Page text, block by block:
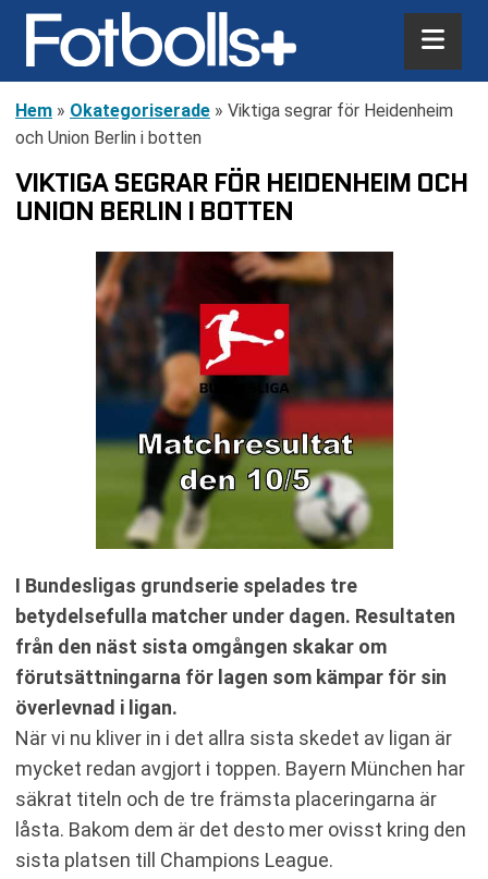
Hem » Okategoriserade » Viktiga segrar för Heidenheim
och Union Berlin i botten
VIKTIGA SEGRAR FÖR HEIDENHEIM OCH
UNION BERLIN I BOTTEN
I Bundesligas grundserie spelades tre
betydelsefulla matcher under dagen. Resultaten
från den näst sista omgången skakar om
förutsättningarna för lagen som kämpar för sin
överlevnad i ligan.
När vi nu kliver in i det allra sista skedet av ligan är
mycket redan avgjort i toppen. Bayern München har
säkrat titeln och de tre främsta placeringarna är
låsta. Bakom dem är det desto mer ovisst kring den
sista platsen till Champions League.